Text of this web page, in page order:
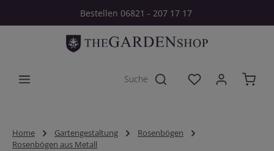
Zum Hauptinhalt springenBestellen 06821 - 207 17 17
Du hast 0
Home Gartengestaltung
Rosenbögen
Rosenbögen aus Metall